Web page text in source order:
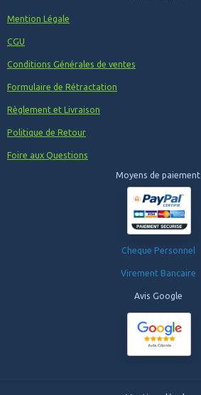
Mention Légale
CGU
Conditions Générales de ventes
Formulaire de Rétractation
Règlement et Livraison
Politique de Retour
Foire aux Questions
Moyens de paiement
Cheque Personnel
Virement Bancaire
Avis Google